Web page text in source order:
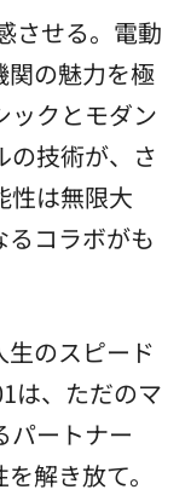
させる。電動
関の魅力を極
ックとモダン
の技術が、さ
性は無限大
コラボがも
生のスピード
は、ただのマ
パートナー
解き放て。